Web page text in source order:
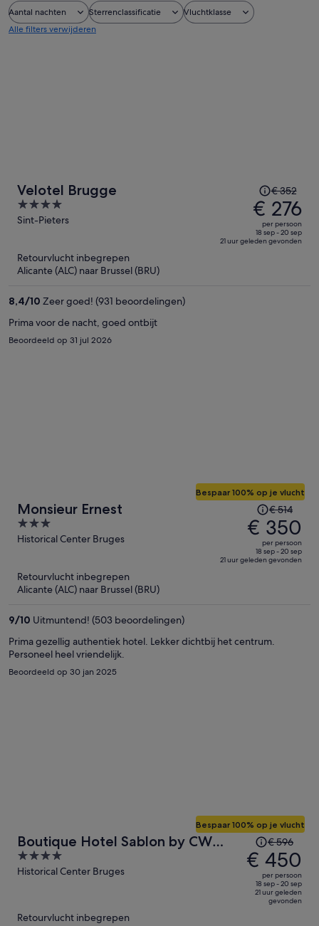
Aantal nachten Sterrenclassificatie
Vluchtklasse
Alle filters verwijderen
Velotel Brugge
4
out
Sint-Pieters
De
prijs
was
€ 352,
de
€ 352
€ 276
per persoon
18 sep - 20 sep
21 uur geleden gevonden
Retourvlucht inbegrepen
Alicante (ALC) naar Brussel (BRU)
8,4/10 Zeer goed! (931 beoordelingen)
Prima voor de nacht, goed ontbijt
Beoordeeld op 31 jul 2026
Monsieur Ernest
3
out
5
Historical Center Bruges
Bespaar 100% op je vlucht
De
prijs
was
€ 514,
de
per
€ 514
€ 350
per persoon
18 sep - 20 sep
21 uur geleden gevonden
Retourvlucht inbegrepen
Alicante (ALC) naar Brussel (BRU)
9/10 Uitmuntend! (503 beoordelingen)
Prima gezellig authentiek hotel. Lekker dichtbij het centrum.
Personeel heel vriendelijk.
Beoordeeld op 30 jan 2025
Boutique Hotel Sablon by CW
Hotel Collection
4
out
Historical Center Bruges
Bespaar 100% op je vlucht
De
prijs
was
€ 596,
de
€ 596
€ 450
per persoon
18 sep - 20 sep
21 uur geleden
gevonden
Retourvlucht inbegrepen